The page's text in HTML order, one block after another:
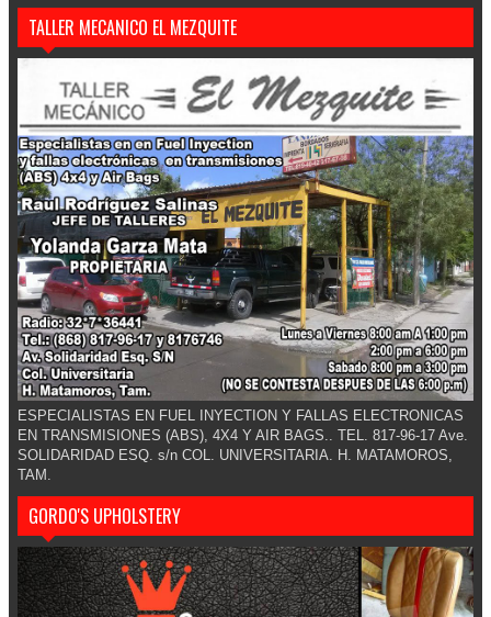
TALLER MECANICO EL MEZQUITE
ESPECIALISTAS EN FUEL INYECTION Y FALLAS ELECTRONICAS
EN TRANSMISIONES (ABS), 4X4 Y AIR BAGS.. TEL. 817-96-17 Ave.
SOLIDARIDAD ESQ. s/n COL. UNIVERSITARIA. H. MATAMOROS,
TAM.
GORDO'S UPHOLSTERY